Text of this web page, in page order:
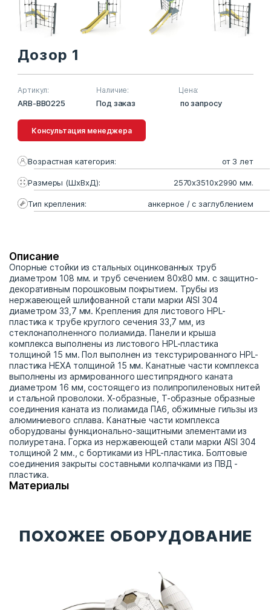
Дозор 1
Артикул:
ARB-BB0225
Наличие:
Под заказ
Цена:
по запросу
Консультация менеджера
Возрастная категория: от 3 лет
Размеры (ШхВхД): 2570х3510х2990 мм.
Тип крепления: анкерное / с заглублением
Описание
Опорные стойки из стальных оцинкованных труб
диаметром 108 мм. и труб сечением 80х80 мм. с защитно-
декоративным порошковым покрытием. Трубы из
нержавеющей шлифованной стали марки AISI 304
диаметром 33,7 мм. Крепления для листового HPL-
пластика к трубе круглого сечения 33,7 мм, из
стеклонаполненного полиамида. Панели и крыша
комплекса выполнены из листового HPL-пластика
толщиной 15 мм. Пол выполнен из текстурированного HPL-
пластика HEXA толщиной 15 мм. Канатные части комплекса
выполнены из армированного шестипрядного каната
диаметром 16 мм, состоящего из полипропиленовых нитей
и стальной проволоки. Х-образные, Т-образные образные
соединения каната из полиамида ПА6, обжимные гильзы из
алюминиевого сплава. Канатные части комплекса
оборудованы функционально-защитными элементами из
полиуретана. Горка из нержавеющей стали марки AISI 304
толщиной 2 мм., с бортиками из HPL-пластика. Болтовые
соединения закрыты составными колпачками из ПВД -
пластика.
Материалы
ПОХОЖЕЕ ОБОРУДОВАНИЕ